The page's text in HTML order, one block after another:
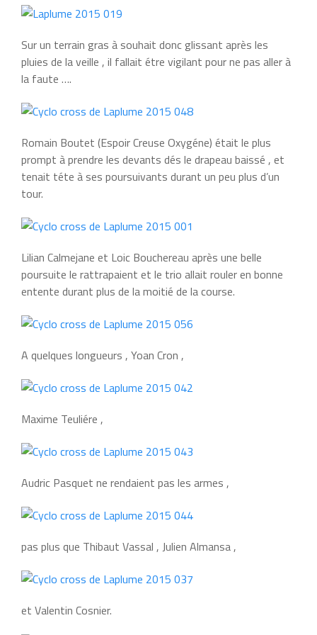
Sur un terrain gras à souhait donc glissant après les
pluies de la veille , il fallait étre vigilant pour ne pas aller à
la faute ….
Romain Boutet (Espoir Creuse Oxygéne) était le plus
prompt à prendre les devants dés le drapeau baissé , et
tenait téte à ses poursuivants durant un peu plus d’un
tour.
Lilian Calmejane et Loic Bouchereau après une belle
poursuite le rattrapaient et le trio allait rouler en bonne
entente durant plus de la moitié de la course.
A quelques longueurs , Yoan Cron ,
Maxime Teuliére ,
Audric Pasquet ne rendaient pas les armes ,
pas plus que Thibaut Vassal , Julien Almansa ,
et Valentin Cosnier.